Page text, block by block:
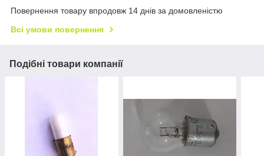
Повернення товару впродовж 14 днів за домовленістю
Всі умови повернення
Подібні товари компанії